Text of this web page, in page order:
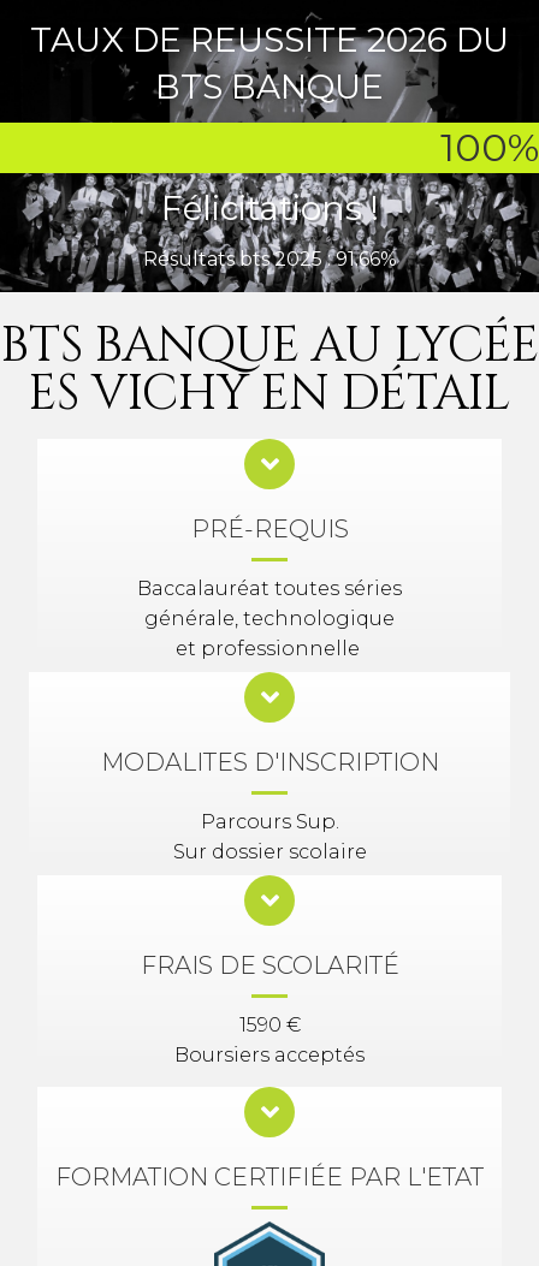
TAUX DE REUSSITE 2026 DU
BTS BANQUE
100%
Félicitations !
Résultats bts 2025 : 91.66%
BTS BANQUE AU LYCÉE
ES VICHY EN DÉTAIL
PRÉ-REQUIS
Baccalauréat toutes séries
générale, technologique
et professionnelle
MODALITES D'INSCRIPTION
Parcours Sup.
Sur dossier scolaire
FRAIS DE SCOLARITÉ
1590 €
Boursiers acceptés
FORMATION CERTIFIÉE PAR L'ETAT